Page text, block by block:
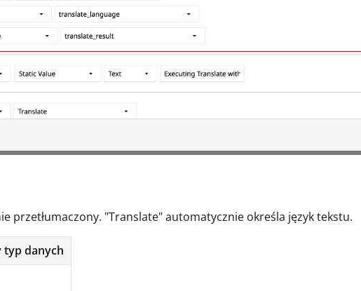
przetłumaczony. "Translate" automatycznie określa język tekstu.
typ danych